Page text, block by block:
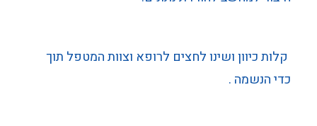
קלות כיוון ושינו לחצים לרופא וצוות המטפל תוך
כדי הנשמה .